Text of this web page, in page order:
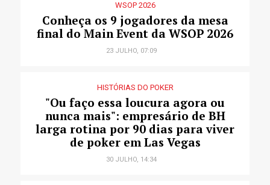
WSOP 2026
Conheça os 9 jogadores da mesa
final do Main Event da WSOP 2026
23 JULHO, 07:09
HISTÓRIAS DO POKER
"Ou faço essa loucura agora ou
nunca mais": empresário de BH
larga rotina por 90 dias para viver
de poker em Las Vegas
30 JULHO, 14:34